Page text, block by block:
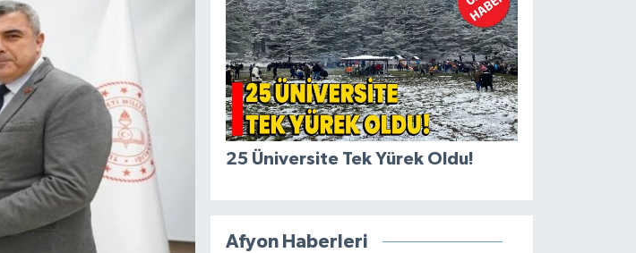
25 Üniversite Tek Yürek Oldu!
Afyon Haberleri